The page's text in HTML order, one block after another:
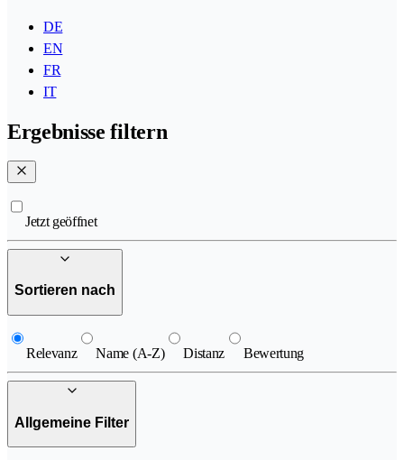
DE
EN
FR
IT
Ergebnisse filtern
Jetzt geöffnet
Sortieren nach
Relevanz Name (A-Z) Distanz Bewertung
Allgemeine Filter